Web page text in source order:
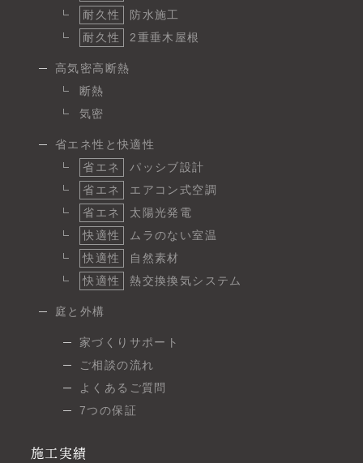
耐久性
防水施工
耐久性
2重垂木屋根
高気密高断熱
断熱
気密
省エネ性と快適性
省エネ
パッシブ設計
省エネ
エアコン式空調
省エネ
太陽光発電
快適性
ムラのない室温
快適性
自然素材
快適性
熱交換換気システム
庭と外構
家づくりサポート
ご相談の流れ
よくあるご質問
7つの保証
施工実績